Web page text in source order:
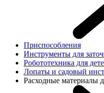
Приспособления
Инструменты для
Робототехника для
Лопаты и садовый
Расходные материалы